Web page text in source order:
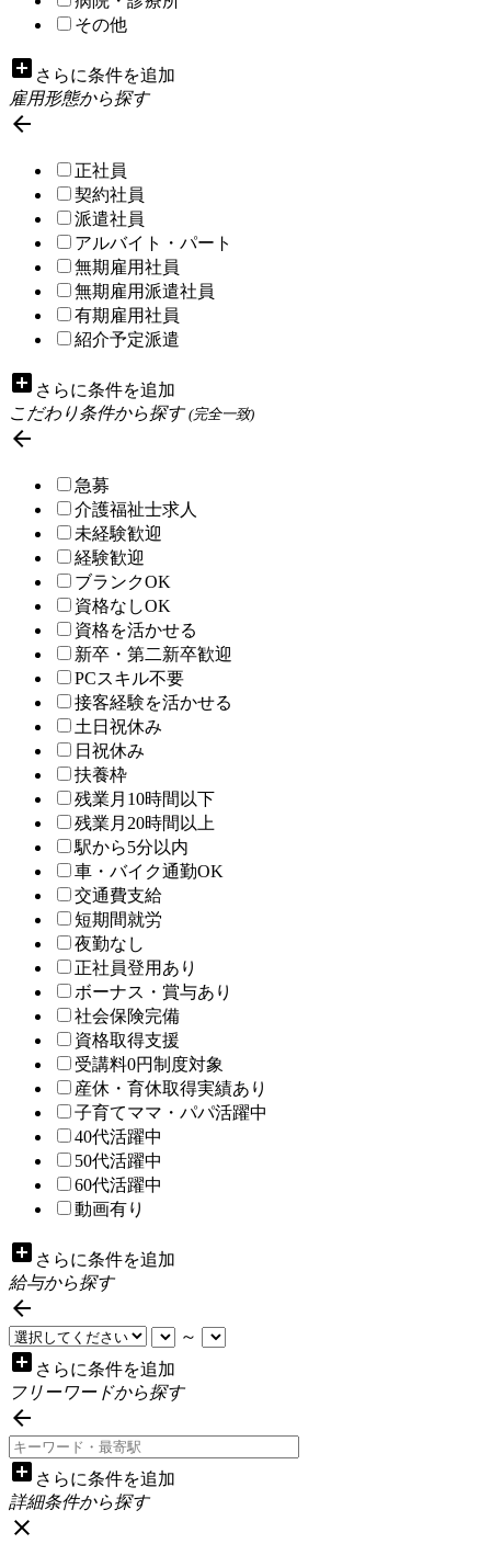
その他
add_box さらに条件を追加
雇用形態から探す

正社員
契約社員
派遣社員
アルバイト・パート
無期雇用社員
無期雇用派遣社員
有期雇用社員
紹介予定派遣
add_box さらに条件を追加
こだわり条件から探す(完全一致)

急募
介護福祉士求人
未経験歓迎
経験歓迎
ブランクOK
資格なしOK
資格を活かせる
新卒・第二新卒歓迎
PCスキル不要
接客経験を活かせる
土日祝休み
日祝休み
扶養枠
残業月10時間以下
残業月20時間以上
駅から5分以内
車・バイク通勤OK
交通費支給
短期間就労
夜勤なし
正社員登用あり
ボーナス・賞与あり
社会保険完備
資格取得支援
受講料0円制度対象
産休・育休取得実績あり
子育てママ・パパ活躍中
40代活躍中
50代活躍中
60代活躍中
動画有り
add_box さらに条件を追加
給与から探す

～
add_box さらに条件を追加
フリーワードから探す

add_box さらに条件を追加
詳細条件から探す
close